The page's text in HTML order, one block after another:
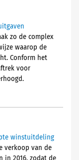
zo de complex
waarop de
Conform het
voor
winstuitdeling
verkoop van de